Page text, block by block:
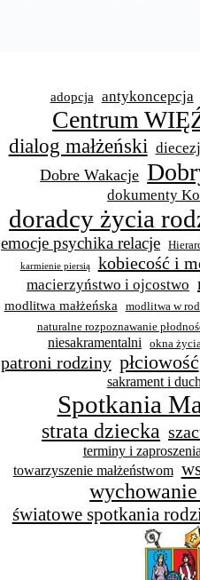
adopcja antykoncepcja
Centrum
dialog małżeński
Dobre Wakacje
dokumenty
doradcy życia
emocje psychika relacje
karmienie piersią kobiecość i
macierzyństwo i ojcostwo
modlitwa małżeńska modlitwa w
naturalne rozpoznawanie
niesakramentalni okna
patroni rodziny płciowość
sakrament i
Spotkania
strata dziecka
terminy i zaproszenia
towarzyszenie małżeństwom
światowe spotkania